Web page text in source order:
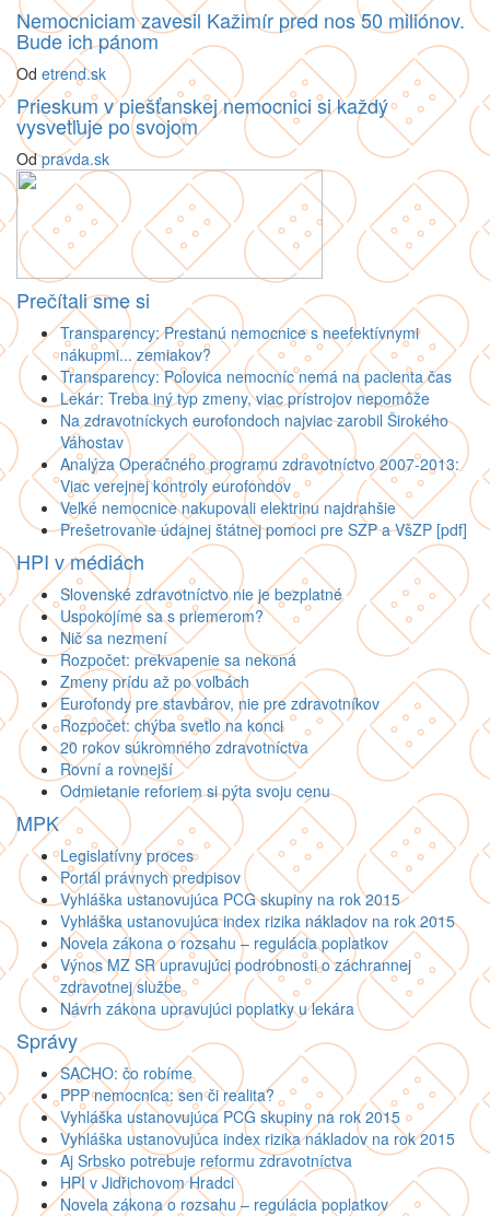
Nemocniciam zavesil Kažimír pred nos 50 miliónov.
Bude ich pánom
Od etrend.sk
Prieskum v piešťanskej nemocnici si každý
vysvetľuje po svojom
Odpravda.sk
Prečítali sme si
Transparency: Prestanú nemocnice s neefektívnymi
nákupmi... zemiakov?
Transparency: Polovica nemocníc nemá na pacienta čas
Lekár: Treba iný typ zmeny, viac prístrojov nepomôže
Na zdravotníckych eurofondoch najviac zarobil Širokého
Váhostav
Analýza Operačného programu zdravotníctvo 2007-2013:
Viac verejnej kontroly eurofondov
Veľké nemocnice nakupovali elektrinu najdrahšie
Prešetrovanie údajnej štátnej pomoci pre SZP a VšZP [pdf]
HPI v médiách
Slovenské zdravotníctvo nie je bezplatné
Uspokojíme sa s priemerom?
Nič sa nezmení
Rozpočet: prekvapenie sa nekoná
Zmeny prídu až po voľbách
Eurofondy pre stavbárov, nie pre zdravotníkov
Rozpočet: chýba svetlo na konci
20 rokov súkromného zdravotníctva
Rovní a rovnejší
Odmietanie reforiem si pýta svoju cenu
MPK
Legislatívny proces
Portál právnych predpisov
Vyhláška ustanovujúca PCG skupiny na rok 2015
Vyhláška ustanovujúca index rizika nákladov na rok 2015
Novela zákona o rozsahu – regulácia poplatkov
Výnos MZ SR upravujúci podrobnosti o záchrannej
zdravotnej službe
Návrh zákona upravujúci poplatky u lekára
Správy
SACHO: čo robíme
PPP nemocnica: sen či realita?
Vyhláška ustanovujúca PCG skupiny na rok 2015
Vyhláška ustanovujúca index rizika nákladov na rok 2015
Aj Srbsko potrebuje reformu zdravotníctva
HPI v Jidřichovom Hradci
Novela zákona o rozsahu – regulácia poplatkov